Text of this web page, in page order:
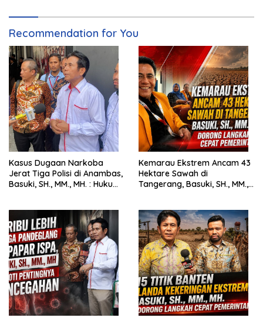
Recommendation for You
Kasus Dugaan Narkoba
Jerat Tiga Polisi di Anambas,
Basuki, SH., MM., MH. : Hukum
Kemarau Ekstrem Ancam 43
Hektare Sawah di
Tangerang, Basuki, SH., MM.,